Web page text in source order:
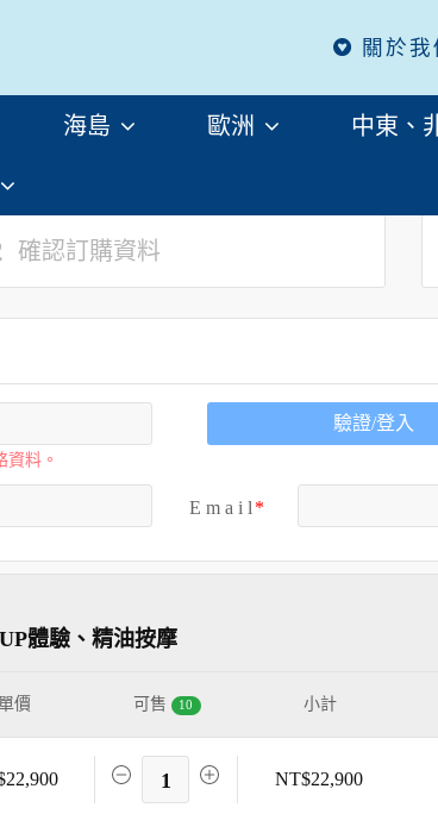
關於我
海島 歐洲
中東、
確認訂購資料
料。
驗證/登入
E m a i l
體驗、精油按摩
價 可售 10 小計
1 NT$22,900